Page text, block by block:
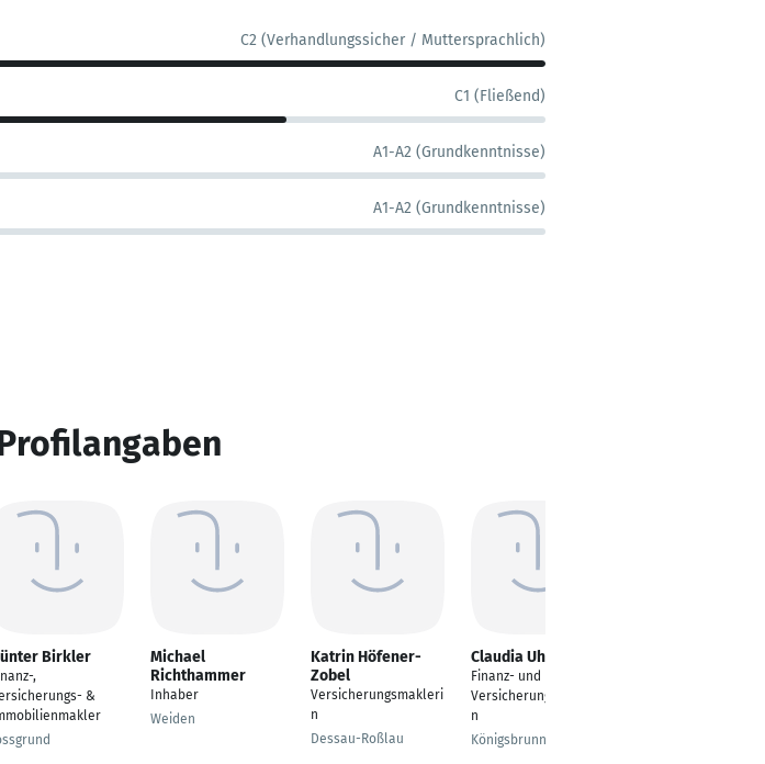
C2 (Verhandlungssicher / Muttersprachlich)
C1 (Fließend)
A1-A2 (Grundkenntnisse)
A1-A2 (Grundkenntnisse)
Birkler
,
&
Michael
Richthammer
Inhaber
Weiden
Katrin Höfener-
Zobel
Versicherungsmakleri
n
Dessau-Roßlau
Claudia Uhler
Finanz- und
Versicherungsmakleri
n
Königsbrunn